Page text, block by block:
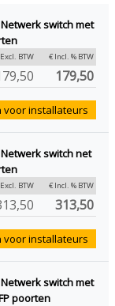
Netwerk switch met
BTW € Incl. % BTW
179,50
voor installateurs
Netwerk switch net
BTW € Incl. % BTW
313,50
voor installateurs
Netwerk switch met
poorten